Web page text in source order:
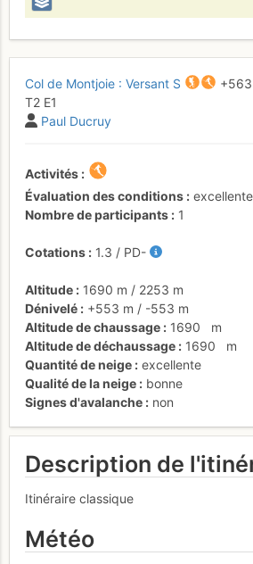
Col de Montjoie : Versant S +563
T2 E1
Paul Ducruy
Activités
Évaluation des conditions
Nombre de participants
1
Cotations 1.3 / PD-
Altitude 1690 m / 2253 m
Dénivelé
+553 m / -553 m
Altitude de chaussage
1690
m
Altitude de déchaussage
1690
m
Quantité de neige
excellente
Qualité de la neige
bonne
Signes d'avalanche
non
Description de
Itinéraire classique
Météo